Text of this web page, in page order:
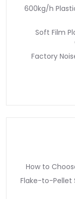
600kg/h
Soft Film
Factory
How to
Flake-to-Pellet